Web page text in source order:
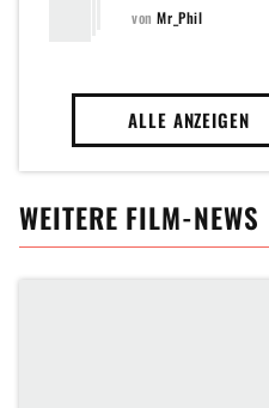
vonMr_Phil
ALLE ANZEIGEN
WEITERE FILM-NEWS